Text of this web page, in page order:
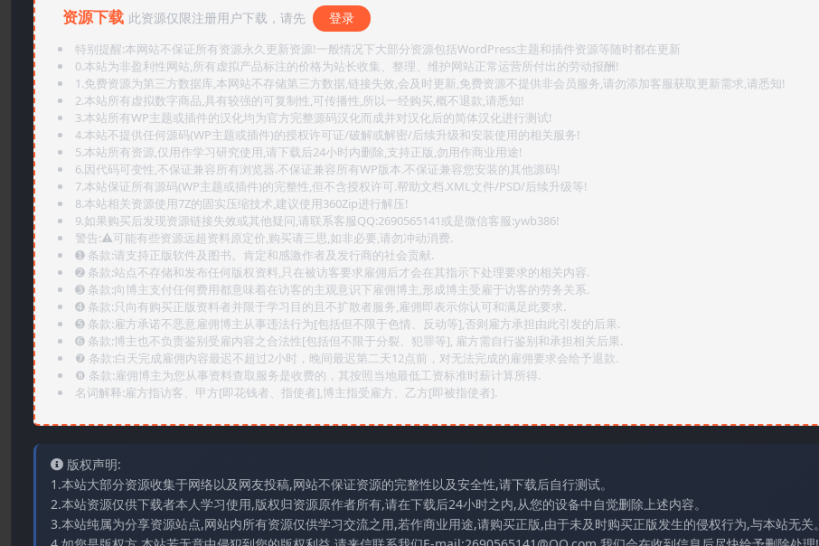
资源下载 此资源仅限注册用户下载，请先 登录
特别提醒:本网站不保证所有资源永久更新资源!一般情况下大部分资源包括WordPress主题和插件资源等随时都在更新
0.本站为非盈利性网站,所有虚拟产品标注的价格为站长收集、整理、维护网站正常运营所付出的劳动报酬!
1.免费资源为第三方数据库,本网站不存储第三方数据,链接失效,会及时更新,免费资源不提供非会员服务,请勿添加客服获取更新需求,请悉知!
2.本站所有虚拟数字商品,具有较强的可复制性,可传播性,所以一经购买,概不退款,请悉知!
3.本站所有WP主题或插件的汉化均为官方完整源码汉化而成并对汉化后的简体汉化进行测试!
4.本站不提供任何源码(WP主题或插件)的授权许可证/破解或解密/后续升级和安装使用的相关服务!
5.本站所有资源,仅用作学习研究使用,请下载后24小时内删除,支持正版,勿用作商业用途!
6.因代码可变性,不保证兼容所有浏览器.不保证兼容所有WP版本.不保证兼容您安装的其他源码!
7.本站保证所有源码(WP主题或插件)的完整性,但不含授权许可.帮助文档.XML文件/PSD/后续升级等!
8.本站相关资源使用7Z的固实压缩技术,建议使用360Zip进行解压!
9.如果购买后发现资源链接失效或其他疑问,请联系客服QQ:2690565141或是微信客服:ywb386!
警告:⚠️可能有些资源远超资料原定价,购买请三思,如非必要,请勿冲动消费.
➊️ 条款:请支持正版软件及图书。肯定和感激作者及发行商的社会贡献.
➋️ 条款:站点不存储和发布任何版权资料,只在被访客要求雇佣后才会在其指示下处理要求的相关内容.
➌️ 条款:向博主支付任何费用都意味着在访客的主观意识下雇佣博主,形成博主受雇于访客的劳务关系.
➍️ 条款:只向有购买正版资料者并限于学习目的且不扩散者服务,雇佣即表示你认可和满足此要求.
➎ 条款:雇方承诺不恶意雇佣博主从事违法行为[包括但不限于色情、反动等],否则雇方承担由此引发的后果.
➏️ 条款:博主也不负责鉴别受雇内容之合法性[包括但不限于分裂、犯罪等], 雇方需自行鉴别和承担相关后果.
❼ 条款:白天完成雇佣内容最迟不超过2小时，晚间最迟第二天12点前，对无法完成的雇佣要求会给予退款.
❽ 条款:雇佣博主为您从事资料查取服务是收费的，其按照当地最低工资标准时薪计算所得.
名词解释:雇方指访客、甲方[即花钱者、指使者],博主指受雇方、乙方[即被指使者].
版权声明:
1.本站大部分资源收集于网络以及网友投稿,网站不保证资源的完整性以及安全性,请下载后自行测试。
2.本站资源仅供下载者本人学习使用,版权归资源原作者所有,请在下载后24小时之内,从您的设备中自觉删除上述内容。
3.本站纯属为分享资源站点,网站内所有资源仅供学习交流之用,若作商业用途,请购买正版,由于未及时购买正版发生的侵权行为,与本站无关。